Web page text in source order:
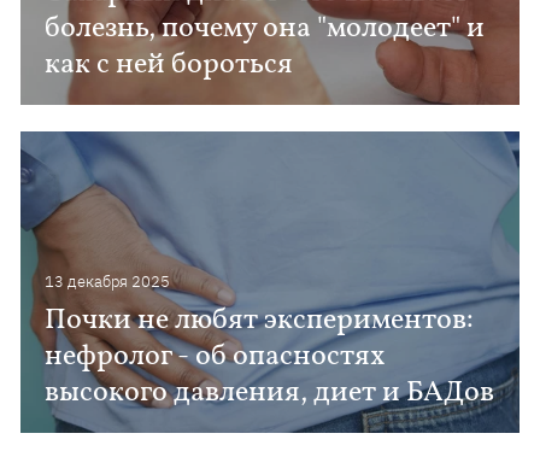
болезнь, почему она "молодеет" и
как с ней бороться
13 декабря 2025
Почки не любят экспериментов:
нефролог - об опасностях
высокого давления, диет и БАДов